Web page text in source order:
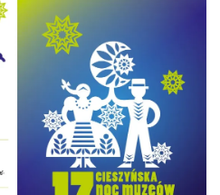
PRZEZ DEKADY
Klubu Kolarskiego
2026-05-27